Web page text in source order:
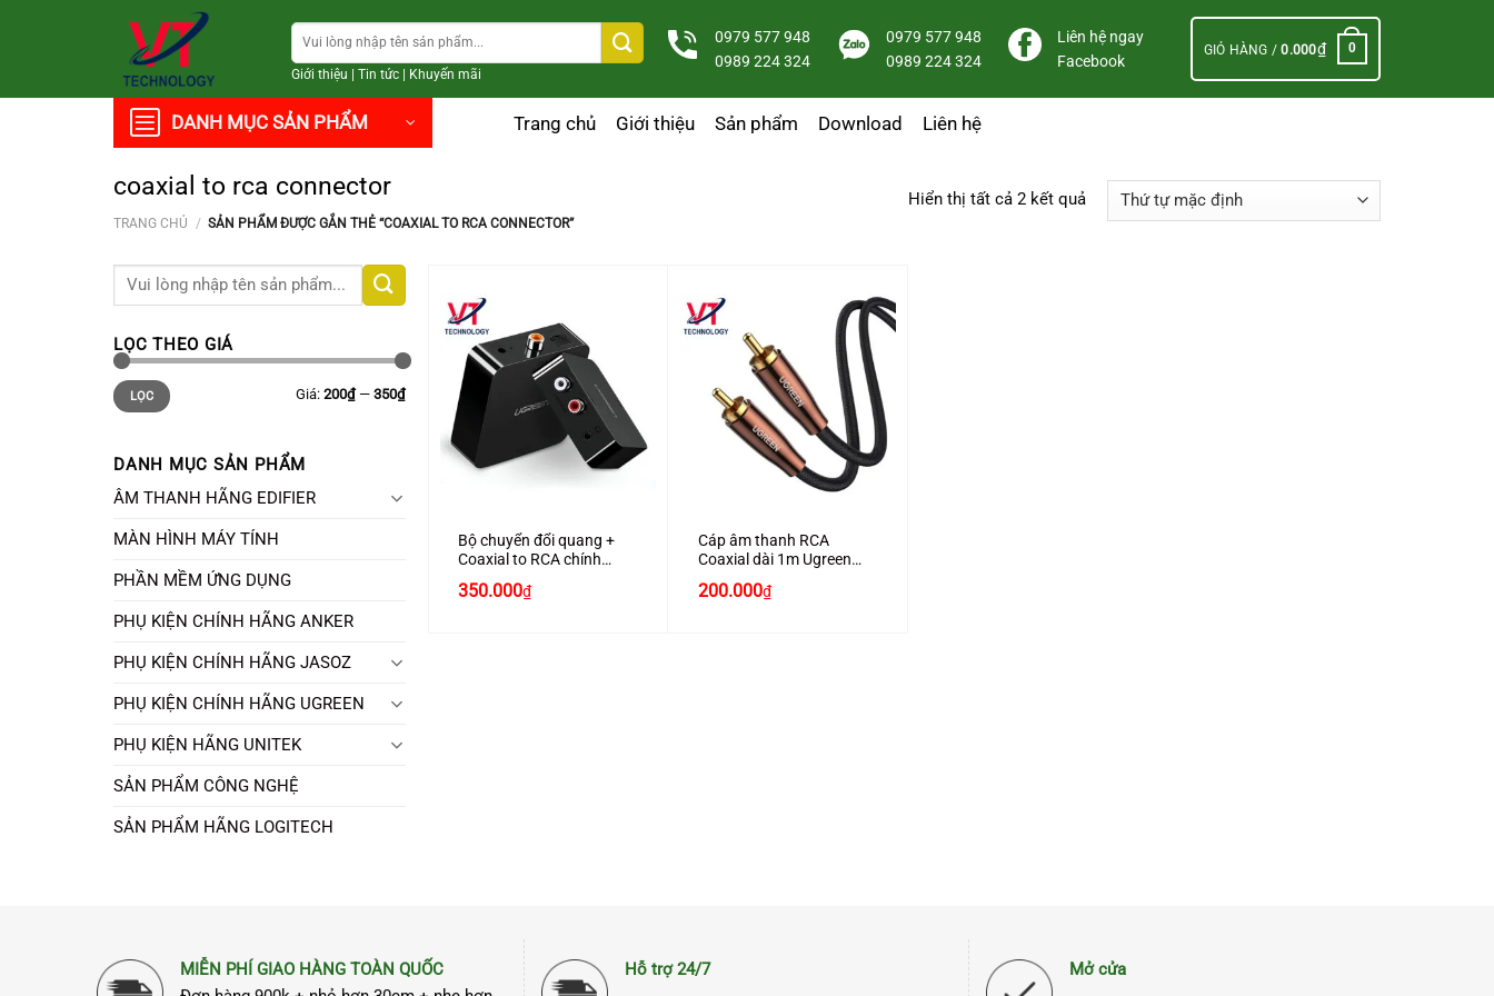
Tìm
kiếm:
Giới thiệu Tin tức| Khuyến mãi
0979 577 948
0989 224 324
0979 577 948
0989 224 324
Liên hệ ngay
Facebook
GIỎ HÀNG /0.000₫ 0
DANH MỤC SẢN PHẨM Trang chủ Giới thiệu Sản phẩm Download Liên hệ
coaxial to rca connector
TRANG CHỦ / SẢN PHẨM ĐƯỢC GẮN THẺ “COAXIAL TO RCA CONNECTOR”
Hiển thị tất cả 2 kết quả
Tìm
LỌC THEO GIÁ
Giá
thấp
nhất
Giá
cao
nhất
LỌC Giá: 200₫— 350₫
DANH MỤC SẢN PHẨM
ÂM THANH HÃNG EDIFIER
MÀN HÌNH MÁY TÍNH
PHẦN MỀM ỨNG DỤNG
PHỤ KIỆN CHÍNH HÃNG ANKER
PHỤ KIỆN CHÍNH HÃNG JASOZ
PHỤ KIỆN CHÍNH HÃNG UGREEN
PHỤ KIỆN HÃNG UNITEK
SẢN PHẨM CÔNG NGHỆ
SẢN PHẨM HÃNG LOGITECH
Bộ chuyển đổi quang +
Coaxial to RCA chính
cấp
350.000₫
Cáp âm thanh RCA
Coaxial dài 1m Ugreen
200.000₫
MIỄN PHÍ GIAO HÀNG TOÀN QUỐC
Hỗ trợ 24/7 Mở cửa